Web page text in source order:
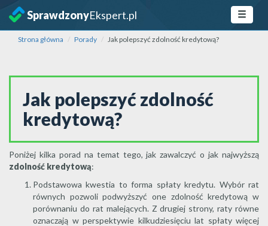
SprawdzonyEkspert.pl
Strona główna Porady Jak polepszyć zdolność kredytową?
Jak polepszyć zdolność
kredytową?
Poniżej kilka porad na temat tego, jak zawalczyć o jak najwyższą
zdolność kredytową:
Podstawowa kwestia to forma spłaty kredytu. Wybór rat
równych pozwoli podwyższyć one zdolność kredytową w
porównaniu do rat malejących. Z drugiej strony, raty równe
oznaczają w perspektywie kilkudziesięciu lat spłaty więcej